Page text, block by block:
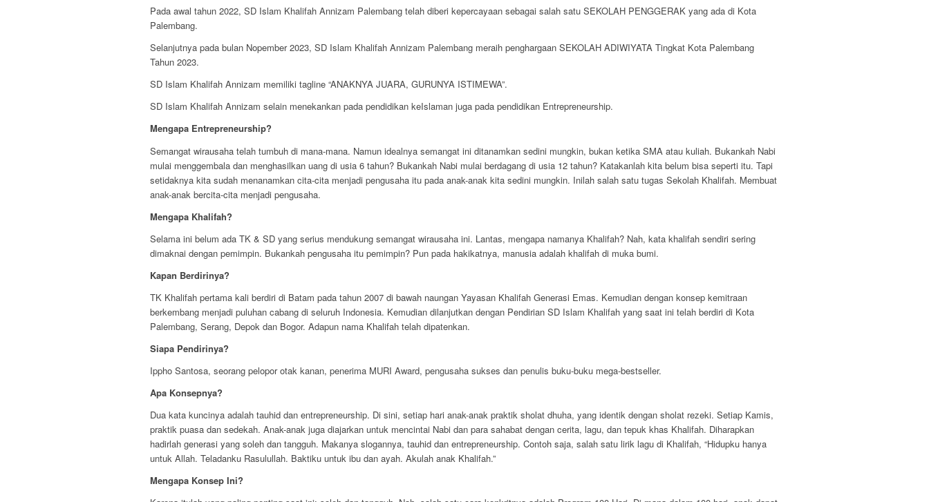
Pada awal tahun 2022, SD Islam Khalifah Annizam Palembang telah diberi kepercayaan sebagai salah satu SEKOLAH PENGGERAK yang ada di Kota
Palembang.
Selanjutnya pada bulan Nopember 2023, SD Islam Khalifah Annizam Palembang meraih penghargaan SEKOLAH ADIWIYATA Tingkat Kota Palembang
Tahun 2023.
SD Islam Khalifah Annizam memiliki tagline “ANAKNYA JUARA, GURUNYA ISTIMEWA”.
SD Islam Khalifah Annizam selain menekankan pada pendidikan keIslaman juga pada pendidikan Entrepreneurship.
Mengapa Entrepreneurship?
Semangat wirausaha telah tumbuh di mana-mana. Namun idealnya semangat ini ditanamkan sedini mungkin, bukan ketika SMA atau kuliah. Bukankah Nabi
mulai menggembala dan menghasilkan uang di usia 6 tahun? Bukankah Nabi mulai berdagang di usia 12 tahun? Katakanlah kita belum bisa seperti itu. Tapi
setidaknya kita sudah menanamkan cita-cita menjadi pengusaha itu pada anak-anak kita sedini mungkin. Inilah salah satu tugas Sekolah Khalifah. Membuat
anak-anak bercita-cita menjadi pengusaha.
Mengapa Khalifah?
Selama ini belum ada TK & SD yang serius mendukung semangat wirausaha ini. Lantas, mengapa namanya Khalifah? Nah, kata khalifah sendiri sering
dimaknai dengan pemimpin. Bukankah pengusaha itu pemimpin? Pun pada hakikatnya, manusia adalah khalifah di muka bumi.
Kapan Berdirinya?
TK Khalifah pertama kali berdiri di Batam pada tahun 2007 di bawah naungan Yayasan Khalifah Generasi Emas. Kemudian dengan konsep kemitraan
berkembang menjadi puluhan cabang di seluruh Indonesia. Kemudian dilanjutkan dengan Pendirian SD Islam Khalifah yang saat ini telah berdiri di Kota
Palembang, Serang, Depok dan Bogor. Adapun nama Khalifah telah dipatenkan.
Siapa Pendirinya?
Ippho Santosa, seorang pelopor otak kanan, penerima MURI Award, pengusaha sukses dan penulis buku-buku mega-bestseller.
Apa Konsepnya?
Dua kata kuncinya adalah tauhid dan entrepreneurship. Di sini, setiap hari anak-anak praktik sholat dhuha, yang identik dengan sholat rezeki. Setiap Kamis,
praktik puasa dan sedekah. Anak-anak juga diajarkan untuk mencintai Nabi dan para sahabat dengan cerita, lagu, dan tepuk khas Khalifah. Diharapkan
hadirlah generasi yang soleh dan tangguh. Makanya slogannya, tauhid dan entrepreneurship. Contoh saja, salah satu lirik lagu di Khalifah, “Hidupku hanya
untuk Allah. Teladanku Rasulullah. Baktiku untuk ibu dan ayah. Akulah anak Khalifah.”
Mengapa Konsep Ini?